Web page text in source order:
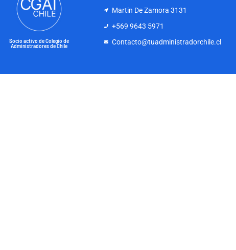
Socio activo de Colegio de
Administradores de Chile
Martin De Zamora 3131
+569 9643 5971
Contacto@tuadministradorchile.cl